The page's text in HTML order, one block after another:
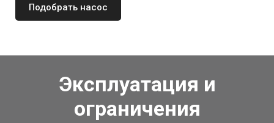
Подобрать насос
Эксплуатация и
ограничения